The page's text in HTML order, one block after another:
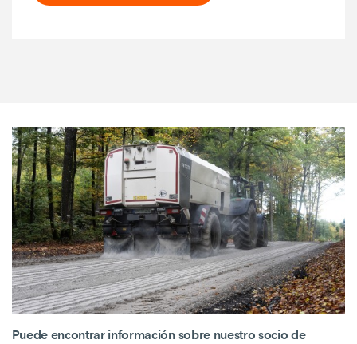
Puede encontrar información sobre nuestro socio de